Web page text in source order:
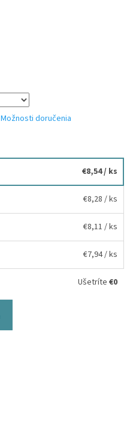
Možnosti doručenia
€8,54/ ks
€8,28 / ks
€8,11 / ks
€7,94/ ks
Ušetríte €0